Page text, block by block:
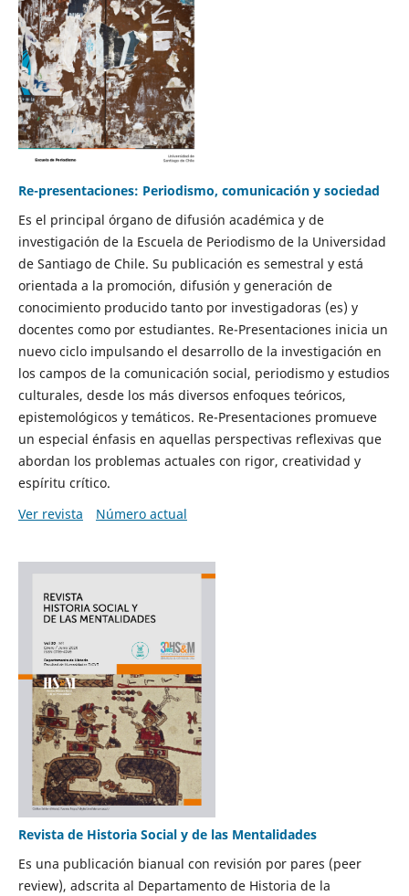
Re-presentaciones: Periodismo, comunicación y sociedad
Es el principal órgano de difusión académica y de
investigación de la Escuela de Periodismo de la Universidad
de Santiago de Chile. Su publicación es semestral y está
orientada a la promoción, difusión y generación de
conocimiento producido tanto por investigadoras (es) y
docentes como por estudiantes. Re-Presentaciones inicia un
nuevo ciclo impulsando el desarrollo de la investigación en
los campos de la comunicación social, periodismo y estudios
culturales, desde los más diversos enfoques teóricos,
epistemológicos y temáticos. Re-Presentaciones promueve
un especial énfasis en aquellas perspectivas reflexivas que
abordan los problemas actuales con rigor, creatividad y
espíritu crítico.
Ver revista
Número actual
Revista de Historia Social y de las Mentalidades
Es una publicación bianual con revisión por pares (peer
review), adscrita al Departamento de Historia de la